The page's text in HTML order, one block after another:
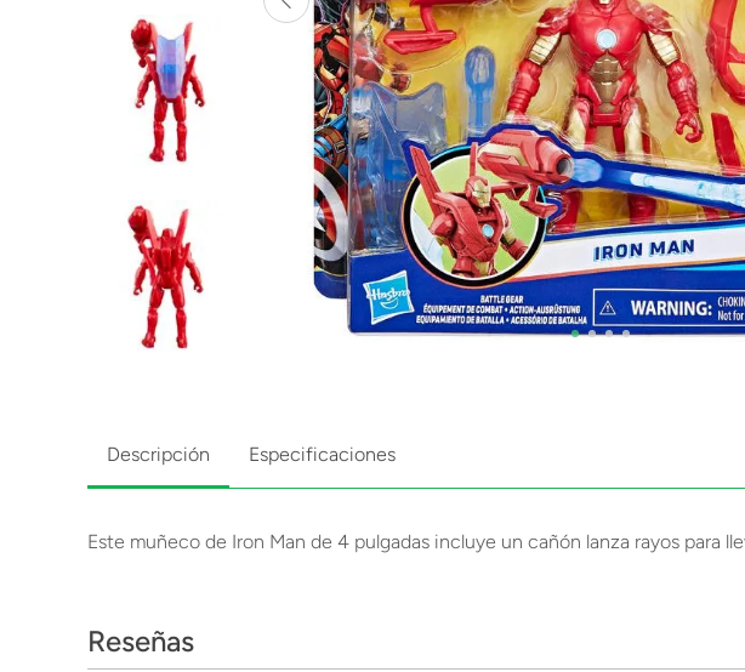
Peluches
Vehículos y Pistas
Descripción Especificaciones
Este muñeco de Iron Man de 4 pulgadas incluye un cañón lanza rayos para
Reseñas